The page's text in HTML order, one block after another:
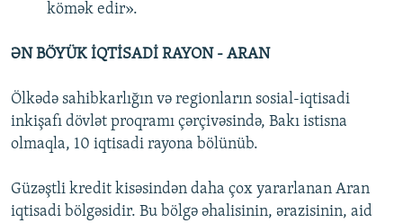
kömək edir».
ƏN BÖYÜK İQTİSADİ RAYON - ARAN
Ölkədə sahibkarlığın və regionların sosial-iqtisadi
inkişafı dövlət proqramı çərçivəsində, Bakı istisna
olmaqla, 10 iqtisadi rayona bölünüb.
Güzəştli kredit kisəsindən daha çox yararlanan Aran
iqtisadi bölgəsidir. Bu bölgə əhalisinin, ərazisinin, aid